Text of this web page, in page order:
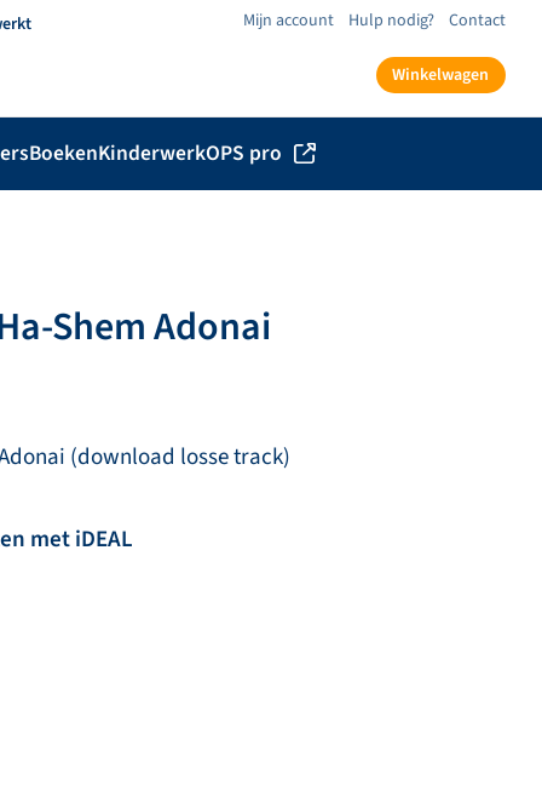
Mijn account Hulp nodig? Contact
Winkelwagen
BoekenKinderwerkOPS pro
Shem Adonai
(download losse track)
met iDEAL